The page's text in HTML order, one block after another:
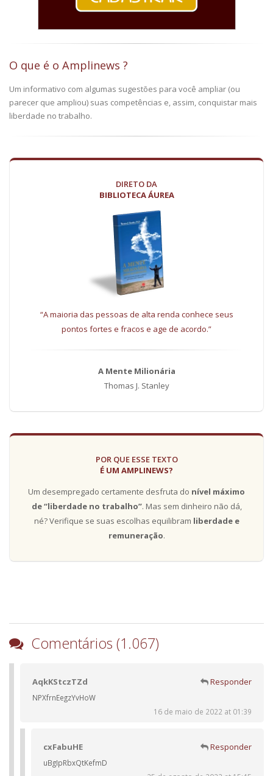
O que é o Amplinews ?
Um informativo com algumas sugestões para você ampliar (ou
parecer que ampliou) suas competências e, assim, conquistar mais
liberdade no trabalho.
DIRETO DA
BIBLIOTECA ÁUREA
“A maioria das pessoas de alta renda conhece seus
pontos fortes e fracos e age de acordo.”
A Mente Milionária
Thomas J. Stanley
POR QUE ESSE TEXTO
É UM AMPLINEWS?
Um desempregado certamente desfruta do nível máximo
de “liberdade no trabalho”. Mas sem dinheiro não dá,
né? Verifique se suas escolhas equilibram liberdade e
remuneração.
Comentários (1.067)
AqkKStczTZd Responder
NPXfrnEegzYvHoW
16 de maio de 2022 at 01:39
cxFabuHE Responder
uBgIpRbxQtKefmD